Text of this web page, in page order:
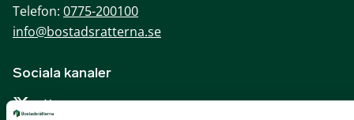
Telefon: 0775-200100
info@bostadsratterna.se
Sociala kanaler
X